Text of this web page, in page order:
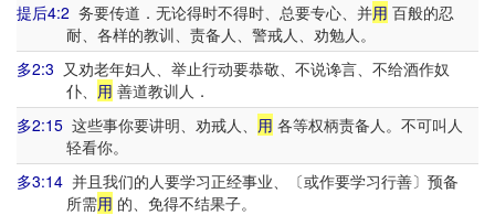
提后4:2 务要传道．无论得时不得时、总要专心、并用 百般的忍
耐、各样的教训、责备人、警戒人、劝勉人。
多2:3 又劝老年妇人、举止行动要恭敬、不说谗言、不给酒作奴
仆、 用 善道教训人．
多2:15 这些事你要讲明、劝戒人、 用 各等权柄责备人。不可叫人
轻看你。
多3:14 并且我们的人要学习正经事业、〔或作要学习行善〕预备
所需用 的、免得不结果子。